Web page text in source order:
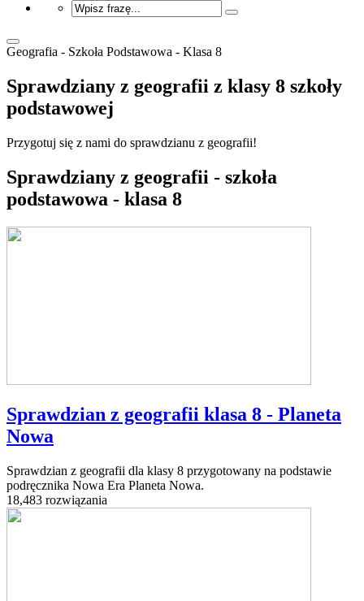
Geografia - Szkoła Podstawowa - Klasa 8
Sprawdziany z geografii z klasy 8 szkoły
podstawowej
Przygotuj się z nami do sprawdzianu z geografii!
Sprawdziany z geografii - szkoła
podstawowa - klasa 8
Sprawdzian z geografii klasa 8 - Planeta
Nowa
Sprawdzian z geografii dla klasy 8 przygotowany na podstawie
podręcznika Nowa Era Planeta Nowa.
18,483 rozwiązania